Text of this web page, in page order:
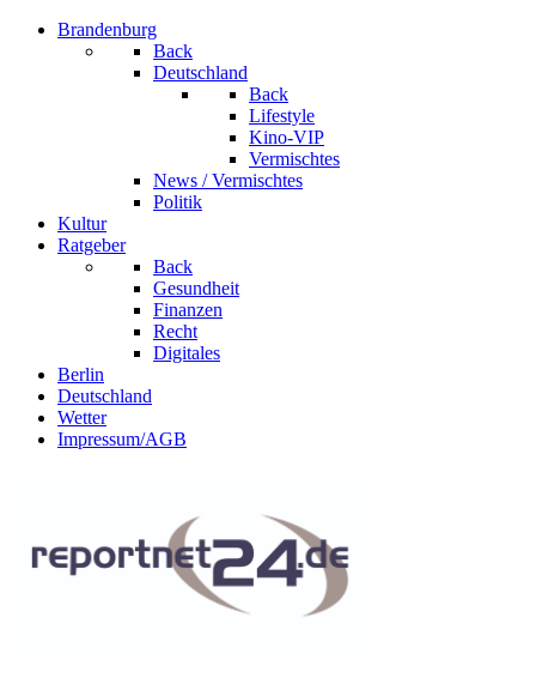
Brandenburg
Back
Deutschland
Back
Lifestyle
Kino-VIP
Vermischtes
News / Vermischtes
Politik
Kultur
Ratgeber
Back
Gesundheit
Finanzen
Recht
Digitales
Berlin
Deutschland
Wetter
Impressum/AGB